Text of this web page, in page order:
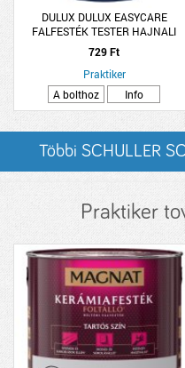
DULUX DULUX EASYCARE
FALFESTÉK TESTER HAJNALI
ÖLELÉS 30ML
729 Ft
Praktiker
A bolthoz
Info
Többi SCHULLER
Praktiker